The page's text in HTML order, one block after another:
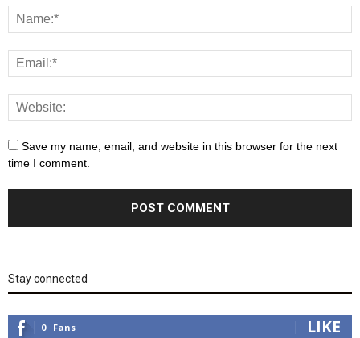
Save my name, email, and website in this browser for the next
time I comment.
Stay connected
0 Fans LIKE